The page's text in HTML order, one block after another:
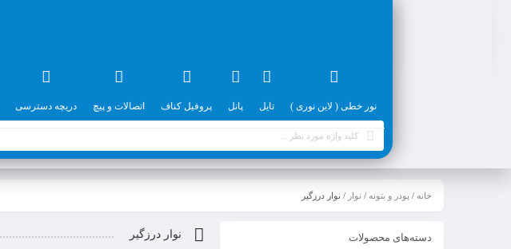
نور خطی ( لاین نوری ) تایل پانل پروفیل کناف اتصالات و پیچ دریچه دسترسی
خانه / پودر و بتونه / نوار / نوار درزگیر
نوار درزگیر دسته‌های محصولات